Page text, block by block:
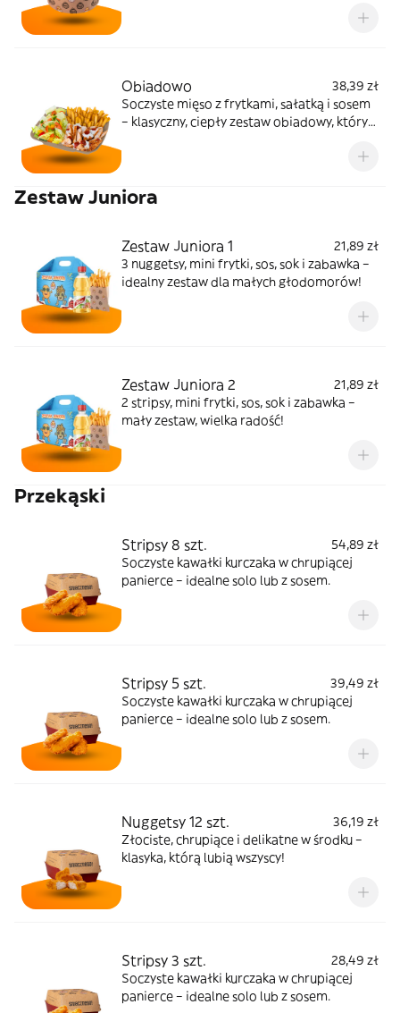
Obiadowo
38,39 zł
Soczyste mięso z frytkami, sałatką i sosem
– klasyczny, ciepły zestaw obiadowy, który
Zestaw Juniora
Zestaw Juniora 1
21,89 zł
3 nuggetsy, mini frytki, sos, sok i zabawka –
idealny zestaw dla małych głodomorów!
Zestaw Juniora 2
21,89 zł
2 stripsy, mini frytki, sos, sok i zabawka –
mały zestaw, wielka radość!
Przekąski
Stripsy 8 szt.
54,89 zł
Soczyste kawałki kurczaka w chrupiącej
panierce – idealne solo lub z sosem.
Stripsy 5 szt.
39,49 zł
Soczyste kawałki kurczaka w chrupiącej
panierce – idealne solo lub z sosem.
Nuggetsy 12 szt.
36,19 zł
Złociste, chrupiące i delikatne w środku –
klasyka, którą lubią wszyscy!
Stripsy 3 szt.
28,49 zł
Soczyste kawałki kurczaka w chrupiącej
panierce – idealne solo lub z sosem.